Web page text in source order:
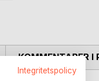
KOMMENTARER I
Integritetspolicy